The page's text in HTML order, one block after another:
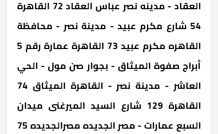
العقاد - مدينه نصر ‎عباس العقاد 72 ‎القاهرة
‎54 شارع مكرم عبيد - مدينة نصر - محافظة
القاهره ‎مكرم عبيد 73 ‎القاهرة ‎عمارة رقم 5
أبراج صفوة الميثاق - بجوار صن مول - الحي
العاشر - مدينة نصر - القاهرة ‎الميثاق 74
‎القاهرة ‎129 شارع السيد الميرغنى ميدان
السبع عمارات - مصر الجديده ‎مصرالجديده 75